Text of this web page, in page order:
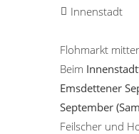
Innenstadt
Flohmarkt
Beim
Emsdettener
September
Feilscher und